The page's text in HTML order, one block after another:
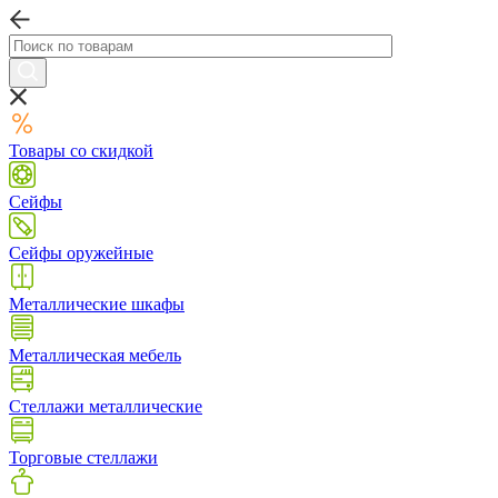
Товары со скидкой
Сейфы
Сейфы оружейные
Металлические шкафы
Металлическая мебель
Стеллажи металлические
Торговые стеллажи